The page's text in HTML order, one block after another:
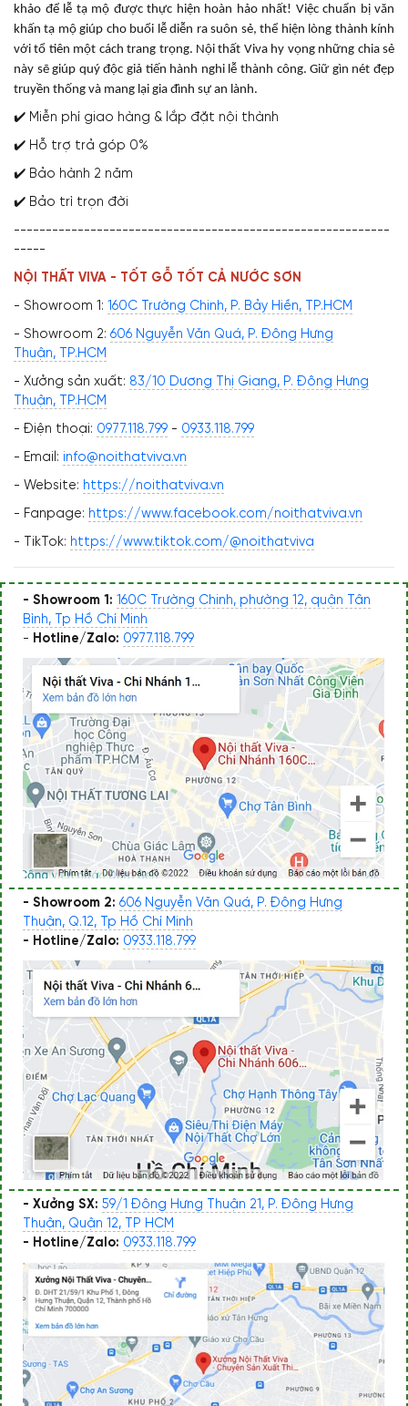
khảo để lễ tạ mộ được thực hiện hoàn hảo nhất! Việc chuẩn bị văn
khấn tạ mộ giúp cho buổi lễ diễn ra suôn sẻ, thể hiện lòng thành kính
với tổ tiên một cách trang trọng. Nội thất Viva hy vọng những chia sẻ
này sẽ giúp quý độc giả tiến hành nghi lễ thành công. Giữ gìn nét đẹp
truyền thống và mang lại gia đình sự an lành.
✔️ Miễn phí giao hàng & lắp đặt nội thành
✔️ Hỗ trợ trả góp 0%
✔️ Bảo hành 2 năm
✔️ Bảo trì trọn đời
-----------------------------------------------------------
-----
NỘI THẤT VIVA - TỐT GỖ TỐT CẢ NƯỚC SƠN
- Showroom 1: 160C Trường Chinh, P. Bảy Hiền, TP.HCM
- Showroom 2: 606 Nguyễn Văn Quá, P. Đông Hưng
Thuận, TP.HCM
- Xưởng sản xuất: 83/10 Dương Thị Giang, P. Đông Hưng
Thuận, TP.HCM
- Điện thoại: 0977.118.799 - 0933.118.799
- Email: info@noithatviva.vn
- Website: https://noithatviva.vn
- Fanpage: https://www.facebook.com/noithatviva.vn
- TikTok: https://www.tiktok.com/@noithatviva
- Showroom 1: 160C Trường Chinh, phường 12, quận Tân
Bình, Tp Hồ Chí Minh
- Hotline/Zalo: 0977.118.799
- Showroom 2: 606 Nguyễn Văn Quá, P. Đông Hưng
Thuận, Q.12, Tp Hồ Chí Minh
- Hotline/Zalo: 0933.118.799
- Xưởng SX: 59/1 Đông Hưng Thuận 21, P. Đông Hưng
Thuận, Quận 12, TP HCM
- Hotline/Zalo: 0933.118.799